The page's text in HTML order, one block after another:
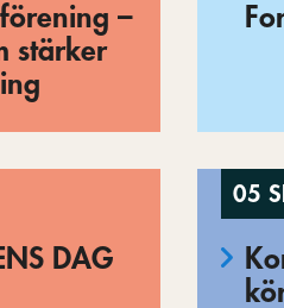
–
stärker
DAG
05